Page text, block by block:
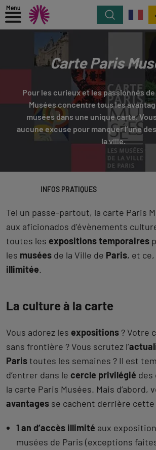
Menu
Rechercher
Carte Paris
Pour les curieux et les passionnés
Musées concentre tous les
musées dans une unique carte.
aucune excuse pour manquer l’une
la ville.
INFOS PRATIQUES
Tel un passe-partout, la carte Paris
aux aficionados d’évènements
toutes les expositions temporaires
les musées de la Ville de Paris, et
illimitée.
La culture à la carte
Vous adorez les expositions ? Votre
sans frontière ? Vous scrutez l’
Paristoutes les semaines ? Il est
d’entrer dans le cercle privilégié des
la carte Paris Musées. Mais d’abord,
avantages se cachent derrière
1 an d’accès illimité aux
musées de Paris (exceptions